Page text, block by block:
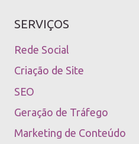
SERVIÇOS
Rede Social
Criação de Site
SEO
Geração de Tráfego
Marketing de Conteúdo